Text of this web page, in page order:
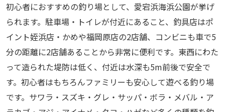
初心者におすすめの釣り場として、愛宕浜海浜公園が挙げ
られます。駐車場・トイレが付近にあること、釣具店はポ
イント姪浜店・かめや福岡原店の2店舗、コンビニも車で5
分の距離に2店舗あることから非常に便利です。東西にわた
って造られた堤防は低く、付近は水深も5m前後で安全で
す。初心者はもちろんファミリーも安心して遊べる釣り場
です。サワラ・スズキ・グレ・サッパ・ボラ・メバル・ア